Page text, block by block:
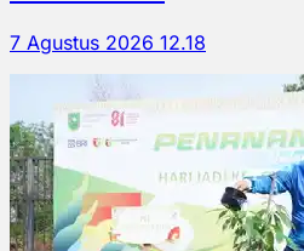
7 Agustus 2026 12.18